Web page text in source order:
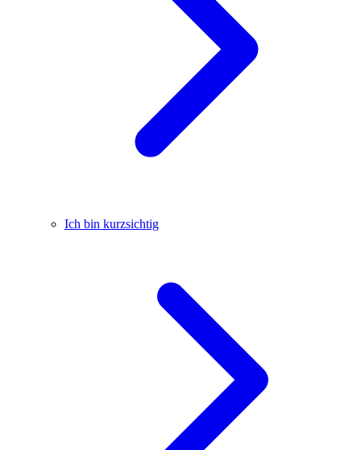
Ich bin kurzsichtig